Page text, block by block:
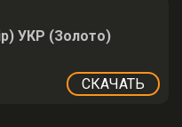
УКР (Золото)
СКАЧАТЬ